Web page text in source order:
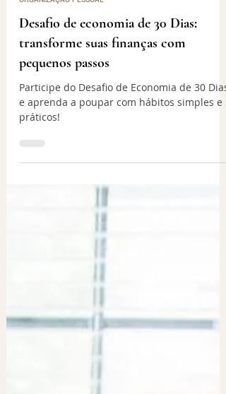
ORGANIZAÇÃO PESSOAL
Desafio de economia de 30 Dias:
transforme suas finanças com
pequenos passos
Participe do Desafio de Economia de 30 Dias
e aprenda a poupar com hábitos simples e